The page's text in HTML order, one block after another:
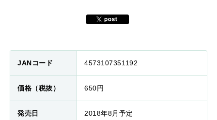
JANコード 4573107351192
価格（税抜） 650円
発売日 2018年8月予定